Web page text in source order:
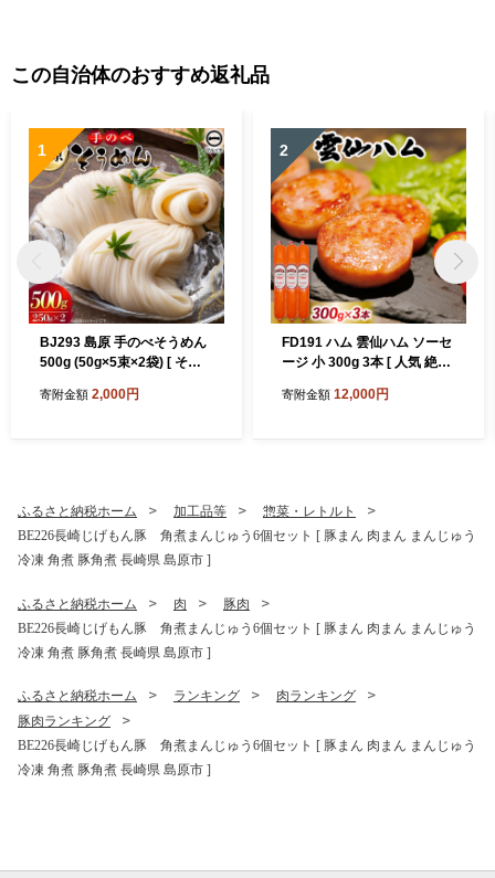
この自治体のおすすめ返礼品
1
BJ293 島原 手のべそうめん
500g (50g×5束×2袋) [ そう
うめん 島原素麺 麺 乾麺 国内
寄附金額 2,000円
2
FD191 ハム 雲仙ハム ソーセ
ージ 小 300g 3本 [ 人気 絶品
合わせ おつまみ おかず 弁当
寄附金額 12,000円
ふるさと納税ホーム 加工品等
惣菜・レトルト
BE226長崎じげもん豚 角煮まんじゅう6個セット [ 豚まん 肉まん まんじゅう
冷凍 角煮 豚角煮 長崎県 島原市 ]
ふるさと納税ホーム 肉
豚肉
BE226長崎じげもん豚 角煮まんじゅう6個セット [ 豚まん 肉まん まんじゅう
冷凍 角煮 豚角煮 長崎県 島原市 ]
ふるさと納税ホーム ランキング
肉ランキング
豚肉ランキング
BE226長崎じげもん豚 角煮まんじゅう6個セット [ 豚まん 肉まん まんじゅう
冷凍 角煮 豚角煮 長崎県 島原市 ]